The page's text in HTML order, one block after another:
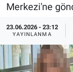
Merkezi'ne
23.06.2026 - 23:12
YAYINLANMA